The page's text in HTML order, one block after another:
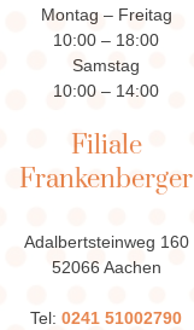
Montag – Freitag
10:00 – 18:00
Samstag
10:00 – 14:00
Filiale
Frankenberger
Adalbertsteinweg 160
52066 Aachen
Tel: 0241 51002790